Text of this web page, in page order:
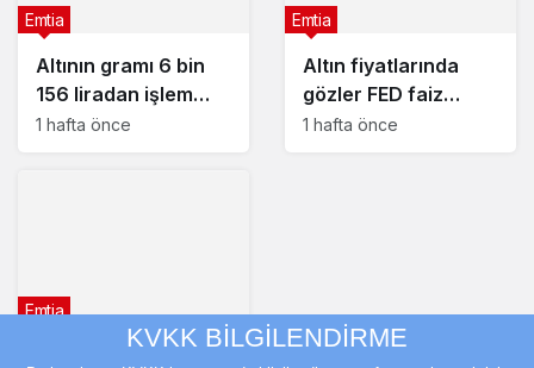
Altının gramı 6 bin
156 liradan işlem
görüyor
Emtia
1 hafta önce
Altın fiyatlarında
gözler FED faiz
kararında : 29
Emtia
1 hafta önce
Emtia
KVKK BİLGİLENDİRME